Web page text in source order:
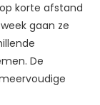
korte afstand
gaan ze
De